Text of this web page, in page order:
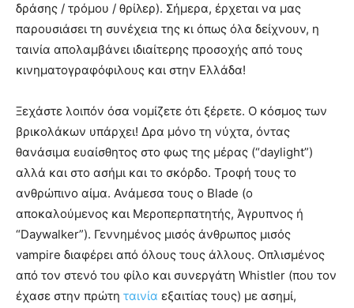
δράσης / τρόμου / θρίλερ). Σήμερα, έρχεται να μας
παρουσιάσει τη συνέχεια της κι όπως όλα δείχνουν, η
ταινία απολαμβάνει ιδιαίτερης προσοχής από τους
κινηματογραφόφιλους και στην Ελλάδα!
Ξεχάστε λοιπόν όσα νομίζετε ότι ξέρετε. Ο κόσμος των
βρικολάκων υπάρχει! Δρα μόνο τη νύχτα, όντας
θανάσιμα ευαίσθητος στο φως της μέρας (“daylight”)
αλλά και στο ασήμι και το σκόρδο. Τροφή τους το
ανθρώπινο αίμα. Ανάμεσα τους ο Blade (ο
αποκαλούμενος και Μεροπερπατητής, Άγρυπνος ή
“Daywalker”). Γεννημένος μισός άνθρωπος μισός
vampire διαφέρει από όλους τους άλλους. Οπλισμένος
από τον στενό του φίλο και συνεργάτη Whistler (που τον
έχασε στην πρώτη ταινία εξαιτίας τους) με ασημί,